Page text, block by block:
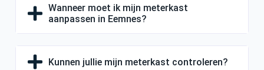
Wanneer moet ik mijn meterkast
aanpassen in Eemnes?
Kunnen jullie mijn meterkast controleren?